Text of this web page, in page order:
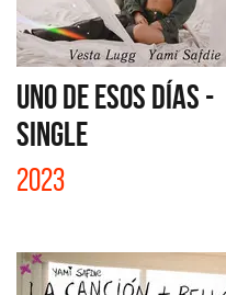
UNO DE ESOS DÍAS -
SINGLE
2023